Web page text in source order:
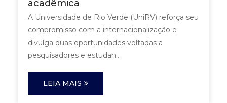
acadêmica
A Universidade de Rio Verde (UniRV) reforça seu
compromisso com a internacionalização e
divulga duas oportunidades voltadas a
pesquisadores e estudan...
LEIA MAIS